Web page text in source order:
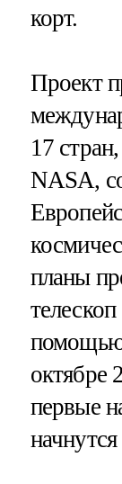
корт.
Проект
17
NASA,
планы
октябре
первые